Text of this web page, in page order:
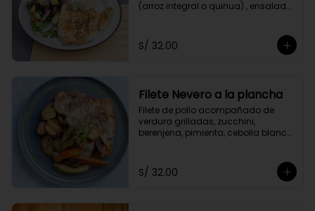
(arroz integral o quinua) , ensalada
S/ 32.00
Filete Nevero a la plancha
Filete de pollo acompañado de
verdura grilladas, zucchini,
berenjena, pimienta, cebolla blanca
S/ 32.00